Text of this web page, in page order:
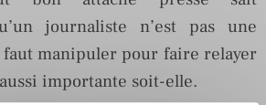
journaliste n’est pas une
manipuler pour faire relayer
importante soit-elle.